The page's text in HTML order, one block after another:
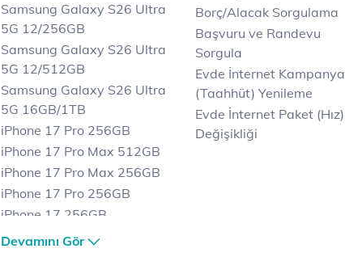
Samsung Galaxy S26 Ultra
5G 12/256GB
Samsung Galaxy S26 Ultra
5G 12/512GB
Samsung Galaxy S26 Ultra
5G 16GB/1TB
iPhone 17 Pro 256GB
iPhone 17 Pro Max 512GB
iPhone 17 Pro Max 256GB
iPhone 17 Pro 256GB
iPhone 17 256GB
iPhone 17 Air 256GB
Devamını Gör
Borç/Alacak Sorgulama
Başvuru ve Randevu
Sorgula
Evde İnternet Kampanya
(Taahhüt) Yenileme
Evde İnternet Paket (Hız)
Değişikliği